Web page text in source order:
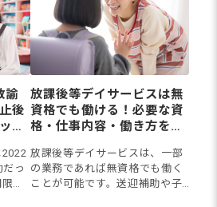
諭
後
ク
っ
に
放課後等デイサービスは無
資格でも働ける！必要な資
格・仕事内容・働き方をわ
放課後等デイサービスは、一部
の業務であれば無資格でも働く
ことが可能です。送迎補助や子